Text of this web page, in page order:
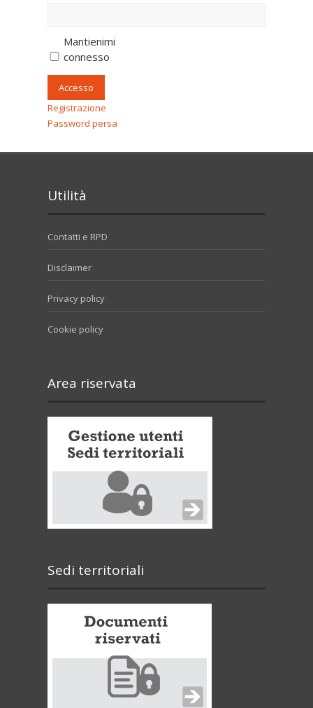
Mantienimi
connesso
Accesso
Registrazione
Password persa
Utilità
Contatti e RPD
Disclaimer
Privacy policy
Cookie policy
Area riservata
Sedi territoriali